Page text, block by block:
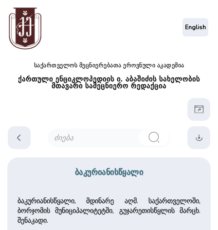
საქართველოს მეცნიერებათა ეროვნული აკადემია
ქართული ენციკლოპედიის ი. აბაშიძის სახელობის
მთავარი სამეცნიერო რედაქცია
English
ბაკურიანისწყალი
ბაკურიანისწყალი, მდინარე აღმ. საქართველოში,
ბორჯომის მუნიციპალიტეტში, გუჯარეთისწყლის მარცხ.
შენაკადი.